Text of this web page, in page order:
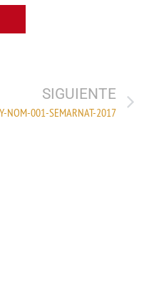
SIGUIENTE
NOM-001-SEMARNAT-2017